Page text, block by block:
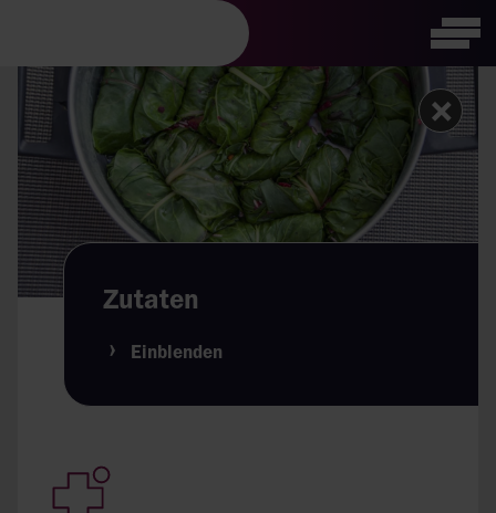
öffnen.
Zutaten
Einblenden